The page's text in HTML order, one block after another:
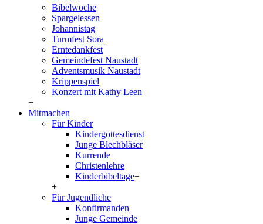
Bibelwoche
Spargelessen
Johannistag
Turmfest Sora
Erntedankfest
Gemeindefest Naustadt
Adventsmusik Naustadt
Krippenspiel
Konzert mit Kathy Leen
+
Mitmachen
Für Kinder
Kindergottesdienst
Junge Blechbläser
Kurrende
Christenlehre
Kinderbibeltage+
+
Für Jugendliche
Konfirmanden
Junge Gemeinde